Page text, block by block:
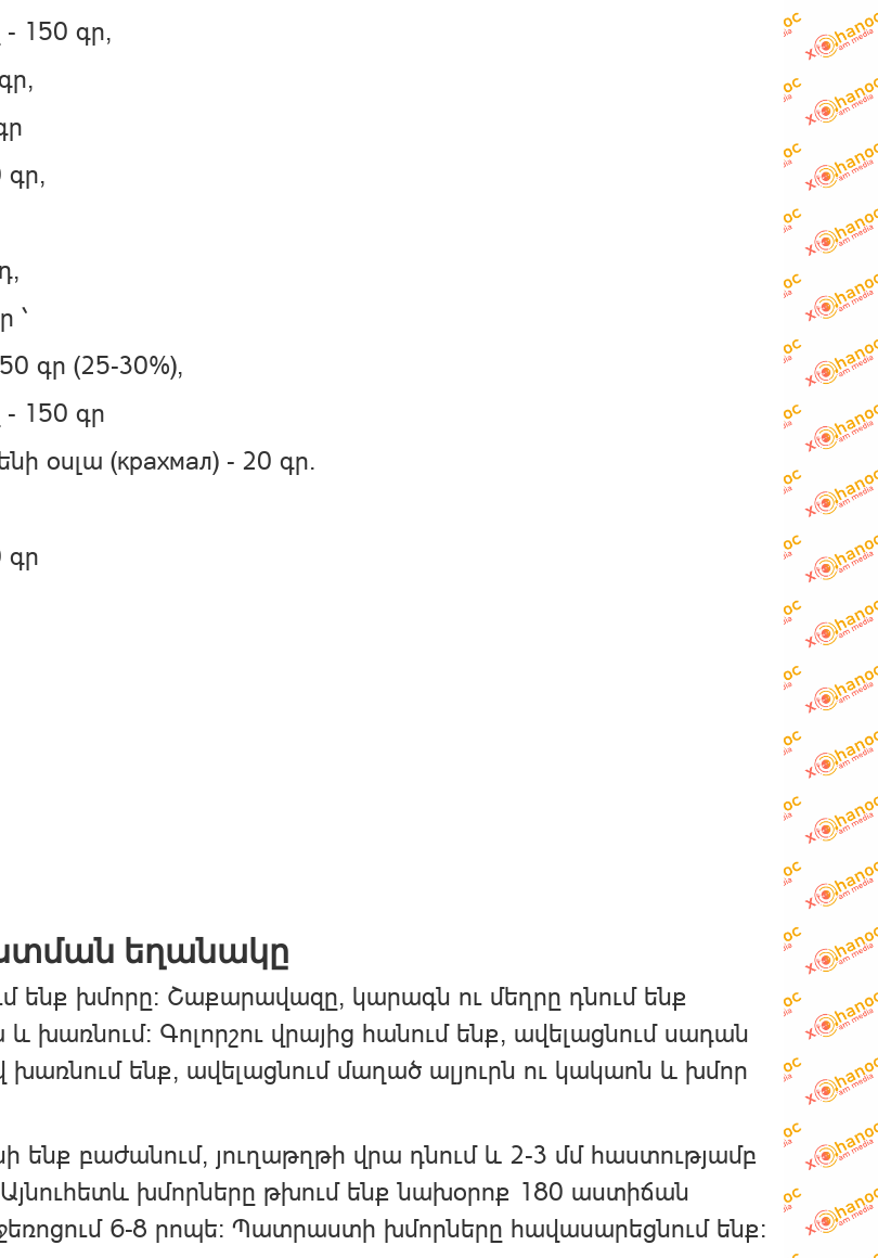
150 գր,
՝
գր (25-30%),
150 գր
օսլա (крахмал) - 20 գր.
գր
եղանակը
ենք խմորը: Շաքարավազը, կարագն ու մեղրը դնում ենք
և խառնում: Գոլորշու վրայից հանում ենք, ավելացնում սադան
խառնում ենք, ավելացնում մաղած ալյուրն ու կակաոն և խմոր
ենք բաժանում, յուղաթղթի վրա դնում և 2-3 մմ հաստությամբ
խմորները թխում ենք նախօրոք 180 աստիճան
6-8 րոպե: Պատրաստի խմորները հավասարեցնում ենք: